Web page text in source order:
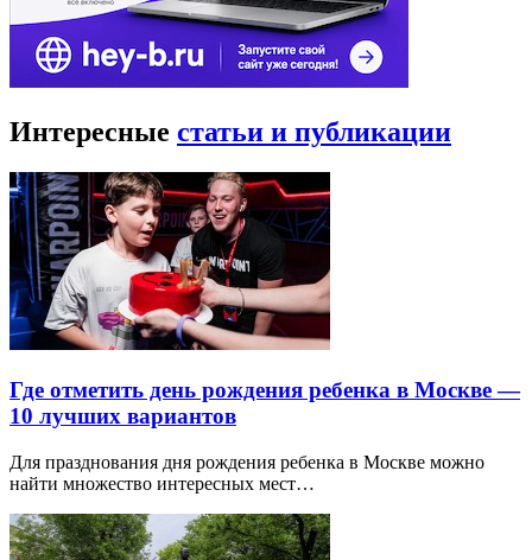
Интересные статьи и публикации
Где отметить день рождения ребенка в Москве —
10 лучших вариантов
Для празднования дня рождения ребенка в Москве можно
найти множество интересных мест…